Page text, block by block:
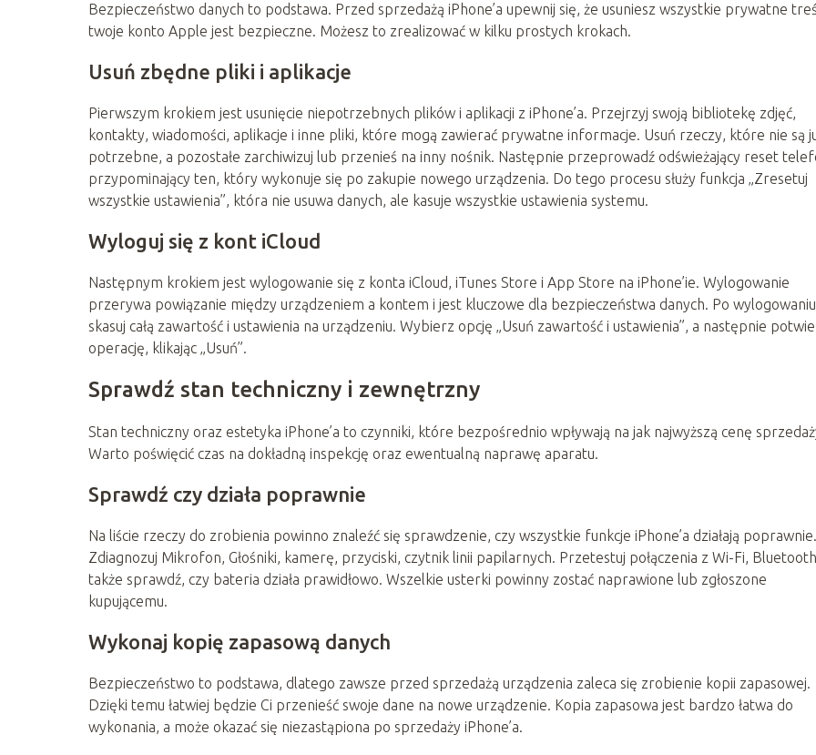
Bezpieczeństwo danych to podstawa. Przed sprzedażą iPhone’a upewnij się, że usuniesz wszystkie prywatne
twoje konto Apple jest bezpieczne. Możesz to zrealizować w kilku prostych krokach.
Usuń zbędne pliki i aplikacje
Pierwszym krokiem jest usunięcie niepotrzebnych plików i aplikacji z iPhone’a. Przejrzyj swoją bibliotekę zdjęć,
kontakty, wiadomości, aplikacje i inne pliki, które mogą zawierać prywatne informacje. Usuń rzeczy, które nie są
potrzebne, a pozostałe zarchiwizuj lub przenieś na inny nośnik. Następnie przeprowadź odświeżający reset
przypominający ten, który wykonuje się po zakupie nowego urządzenia. Do tego procesu służy funkcja „Zresetuj
wszystkie ustawienia”, która nie usuwa danych, ale kasuje wszystkie ustawienia systemu.
Wyloguj się z kont iCloud
Następnym krokiem jest wylogowanie się z konta iCloud, iTunes Store i App Store na iPhone’ie. Wylogowanie
przerywa powiązanie między urządzeniem a kontem i jest kluczowe dla bezpieczeństwa danych. Po wylogowaniu
skasuj całą zawartość i ustawienia na urządzeniu. Wybierz opcję „Usuń zawartość i ustawienia”, a następnie
operację, klikając „Usuń”.
Sprawdź stan techniczny i zewnętrzny
Stan techniczny oraz estetyka iPhone’a to czynniki, które bezpośrednio wpływają na jak najwyższą cenę
Warto poświęcić czas na dokładną inspekcję oraz ewentualną naprawę aparatu.
Sprawdź czy działa poprawnie
Na liście rzeczy do zrobienia powinno znaleźć się sprawdzenie, czy wszystkie funkcje iPhone’a działają poprawnie.
Zdiagnozuj Mikrofon, Głośniki, kamerę, przyciski, czytnik linii papilarnych. Przetestuj połączenia z Wi-Fi,
także sprawdź, czy bateria działa prawidłowo. Wszelkie usterki powinny zostać naprawione lub zgłoszone
kupującemu.
Wykonaj kopię zapasową danych
Bezpieczeństwo to podstawa, dlatego zawsze przed sprzedażą urządzenia zaleca się zrobienie kopii zapasowej.
Dzięki temu łatwiej będzie Ci przenieść swoje dane na nowe urządzenie. Kopia zapasowa jest bardzo łatwa do
wykonania, a może okazać się niezastąpiona po sprzedaży iPhone’a.